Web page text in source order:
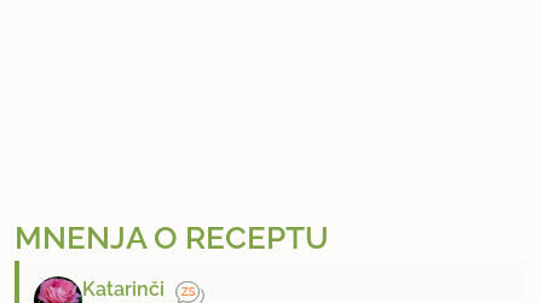
MNENJA O RECEPTU
Katarinči